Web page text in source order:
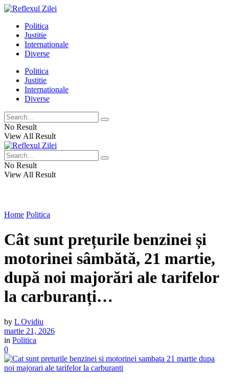
Politica
Justitie
Internationale
Diverse
Politica
Justitie
Internationale
Diverse
No Result
View All Result
No Result
View All Result
Home Politica
Cât sunt prețurile benzinei și
motorinei sâmbătă, 21 martie,
după noi majorări ale tarifelor
la carburanți…
by L Ovidiu
martie 21, 2026
in Politica
0